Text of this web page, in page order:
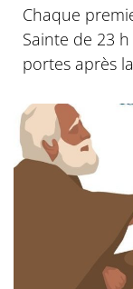
Chaque
Sainte de 23
portes après